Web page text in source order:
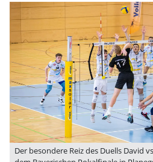
Der besondere Reiz des Duells David